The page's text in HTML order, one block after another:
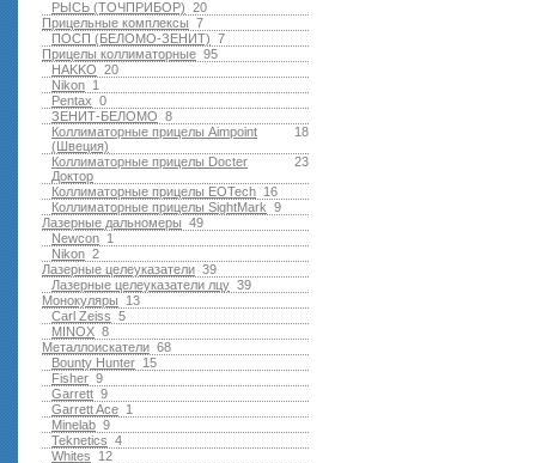
20
РЫСЬ (ТОЧПРИБОР)
7
Прицельные комплексы
7
ПОСП (БЕЛОМО-ЗЕНИТ)
95
Прицелы коллиматорные
20
HAKKO
1
Nikon
0
Pentax
8
ЗЕНИТ-БЕЛОМО
18
Коллиматорные прицелы Aimpoint
(Швеция)
23
Коллиматорные прицелы Docter
Доктор
16
Коллиматорные прицелы EOTech
9
Коллиматорные прицелы SightMark
49
Лазерные дальномеры
1
Newcon
2
Nikon
39
Лазерные целеуказатели
39
Лазерные целеуказатели лцу
13
Монокуляры
5
Carl Zeiss
8
MINOX
68
Металлоискатели
15
Bounty Hunter
9
Fisher
9
Garrett
1
Garrett Ace
9
Minelab
4
Teknetics
12
Whites